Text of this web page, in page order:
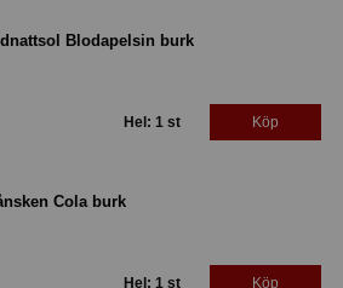
Blodapelsin burk
Hel: 1 st Köp
Cola burk
Hel: 1 st Köp